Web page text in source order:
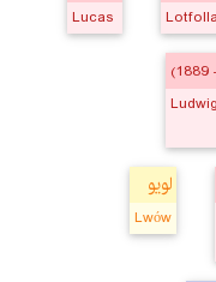
Lucas
(1889
لویو
Lwów